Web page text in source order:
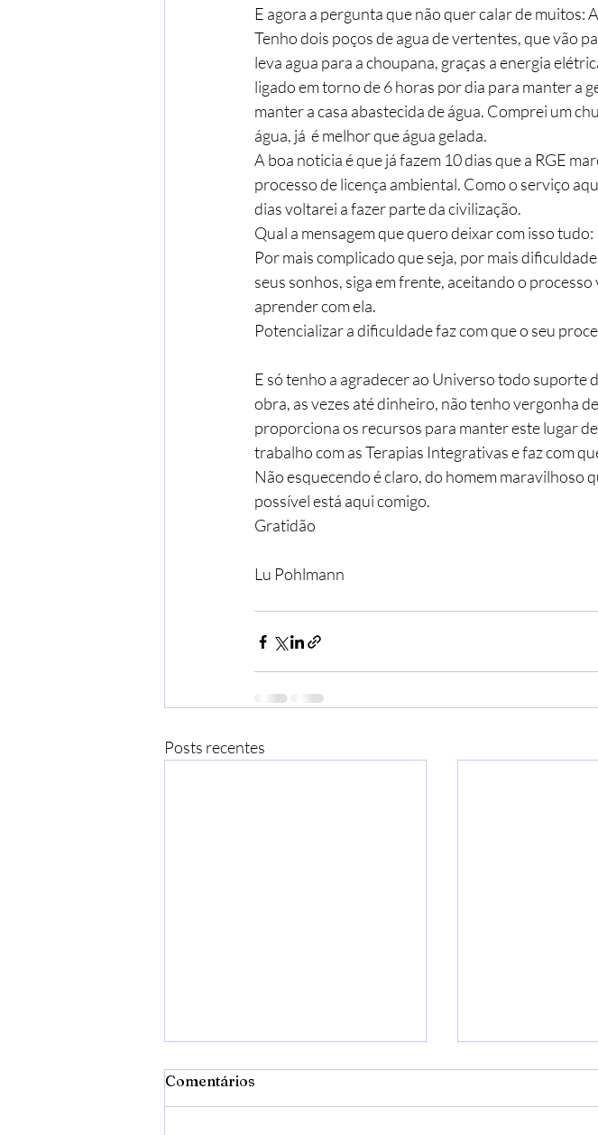
E agora a pergunta que não quer calar de muitos:
Tenho dois poços de agua de vertentes, que vão
leva agua para a choupana, graças a energia
ligado em torno de 6 horas por dia para manter a
manter a casa abastecida de água. Comprei um
água, já  é melhor que água gelada.
A boa noticia é que já fazem 10 dias que a RGE
processo de licença ambiental. Como o serviço
dias voltarei a fazer parte da civilização.
Qual a mensagem que quero deixar com isso tudo:
Por mais complicado que seja, por mais
seus sonhos, siga em frente, aceitando o
aprender com ela.
Potencializar a dificuldade faz com que o seu
E só tenho a agradecer ao Universo todo suporte
obra, as vezes até dinheiro, não tenho vergonha
proporciona os recursos para manter este lugar
trabalho com as Terapias Integrativas e faz com
Não esquecendo é claro, do homem maravilhoso
possível está aqui comigo.
Gratidão
Lu Pohlmann
Posts recentes
Comentários